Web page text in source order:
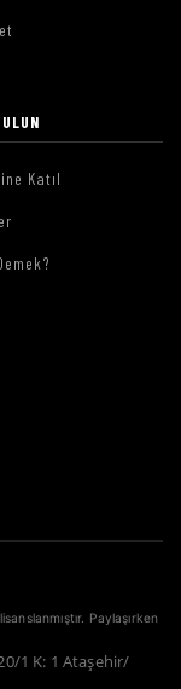
Katıl
Paylaşırken
1 K: 1 Ataşehir/